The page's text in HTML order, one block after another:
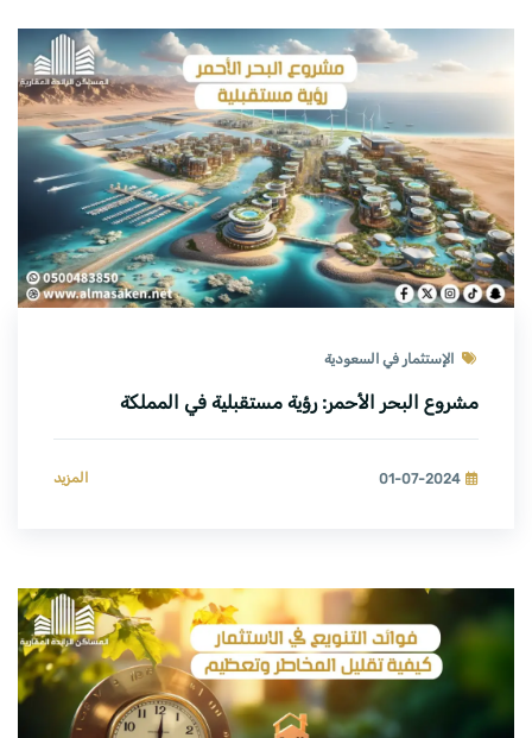
الإستثمار في السعودية
مشروع البحر الأحمر: رؤية مستقبلية في المملكة
01-07-2024 المزيد